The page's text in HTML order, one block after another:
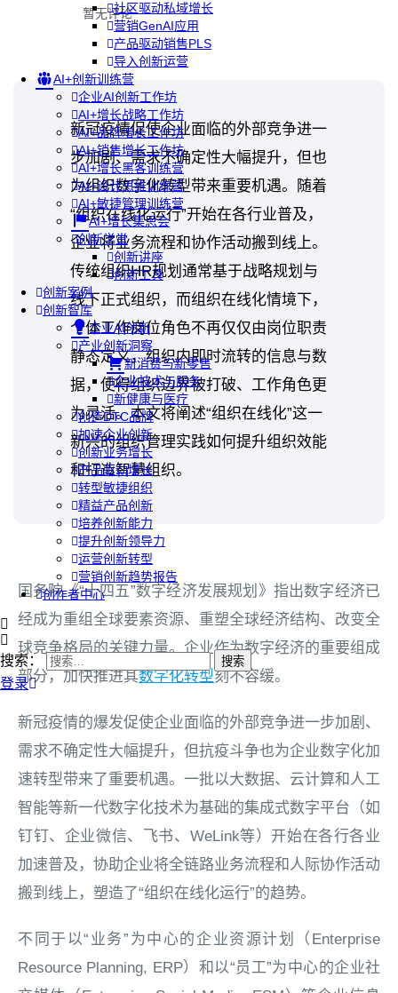
社区驱动私域增长
营销GenAI应用
产品驱动销售PLS
导入创新运营
AI+创新训练营
企业AI创新工作坊
AI+增长战略工作坊
AI+品牌增长工作坊
AI+销售增长工作坊
AI+增长黑客训练营
AI+设计思维训练营
AI+敏捷管理训练营
AI+增长集思会
创新学堂
创新讲座
创新工具
创新案例
创新智库
企业AI创新
产业创新洞察
新消费与新零售
企业技术与服务
新健康与医疗
创造DTC品牌
加速企业创新
创新业务增长
产品驱动增长
转型敏捷组织
精益产品创新
培养创新能力
提升创新领导力
运营创新转型
营销创新趋势报告
创作者中心
搜索：
登录
暂无评论
新冠疫情促使企业面临的外部竞争进一
步加剧、需求不确定性大幅提升，但也
为组织数字化转型带来重要机遇。随着
“组织在线化运行”开始在各行业普及，
企业将业务流程和协作活动搬到线上。
传统组织HR规划通常基于战略规划与
线下正式组织，而组织在线化情境下，
个体工作岗位角色不再仅仅由岗位职责
静态定义，组织内即时流转的信息与数
据，使得组织边界被打破、工作角色更
为灵活。本文将阐述“组织在线化”这一
新兴的组织管理实践如何提升组织效能
和打造智慧组织。
国务院《“十四五”数字经济发展规划》指出数字经济已
经成为重组全球要素资源、重塑全球经济结构、改变全
球竞争格局的关键力量。企业作为数字经济的重要组成
部分，加快推进其数字化转型刻不容缓。
新冠疫情的爆发促使企业面临的外部竞争进一步加剧、
需求不确定性大幅提升，但抗疫斗争也为企业数字化加
速转型带来了重要机遇。一批以大数据、云计算和人工
智能等新一代数字化技术为基础的集成式数字平台（如
钉钉、企业微信、飞书、WeLink等）开始在各行各业
加速普及，协助企业将全链路业务流程和人际协作活动
搬到线上，塑造了“组织在线化运行”的趋势。
不同于以“业务”为中心的企业资源计划（Enterprise
Resource Planning, ERP）和以“员工”为中心的企业社